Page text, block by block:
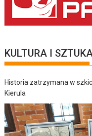
KULTURA I
Historia zatrzymana w
Kierula